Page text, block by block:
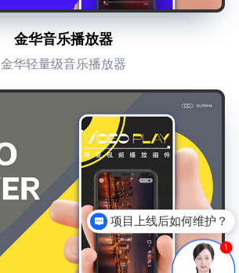
金华音乐播放器
金华轻量级音乐播放器
项目上线后如何维护？